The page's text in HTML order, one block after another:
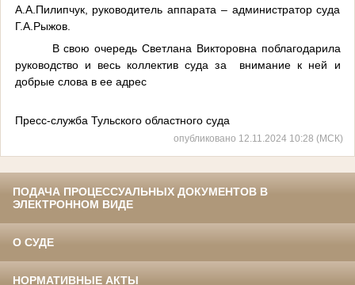
А.А.Пилипчук, руководитель аппарата – администратор суда
Г.А.Рыжов.
В свою очередь Светлана Викторовна поблагодарила
руководство и весь коллектив суда за внимание к ней и
добрые слова в ее адрес
Пресс-служба Тульского областного суда
опубликовано 12.11.2024 10:28 (МСК)
ПОДАЧА ПРОЦЕССУАЛЬНЫХ ДОКУМЕНТОВ В
ЭЛЕКТРОННОМ ВИДЕ
О СУДЕ
НОРМАТИВНЫЕ АКТЫ